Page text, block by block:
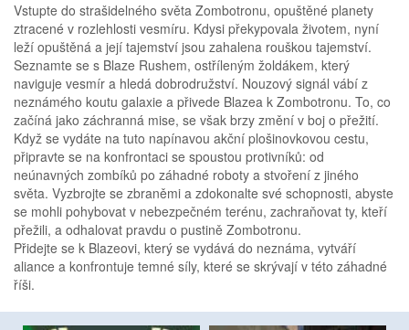
Vstupte do strašidelného světa Zombotronu, opuštěné planety
ztracené v rozlehlosti vesmíru. Kdysi překypovala životem, nyní
leží opuštěná a její tajemství jsou zahalena rouškou tajemství.
Seznamte se s Blaze Rushem, ostříleným žoldákem, který
naviguje vesmír a hledá dobrodružství. Nouzový signál vábí z
neznámého koutu galaxie a přivede Blazea k Zombotronu. To, co
začíná jako záchranná mise, se však brzy změní v boj o přežití.
Když se vydáte na tuto napínavou akční plošinovkovou cestu,
připravte se na konfrontaci se spoustou protivníků: od
neúnavných zombíků po záhadné roboty a stvoření z jiného
světa. Vyzbrojte se zbraněmi a zdokonalte své schopnosti, abyste
se mohli pohybovat v nebezpečném terénu, zachraňovat ty, kteří
přežili, a odhalovat pravdu o pustině Zombotronu.
Přidejte se k Blazeovi, který se vydává do neznáma, vytváří
aliance a konfrontuje temné síly, které se skrývají v této záhadné
říši.